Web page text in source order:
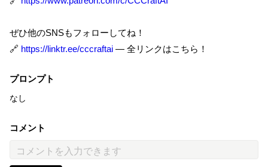
ぜひ他のSNSもフォローしてね！
🔗 https://linktr.ee/cccraftai — 全リンクはこちら！
プロンプト
なし
コメント